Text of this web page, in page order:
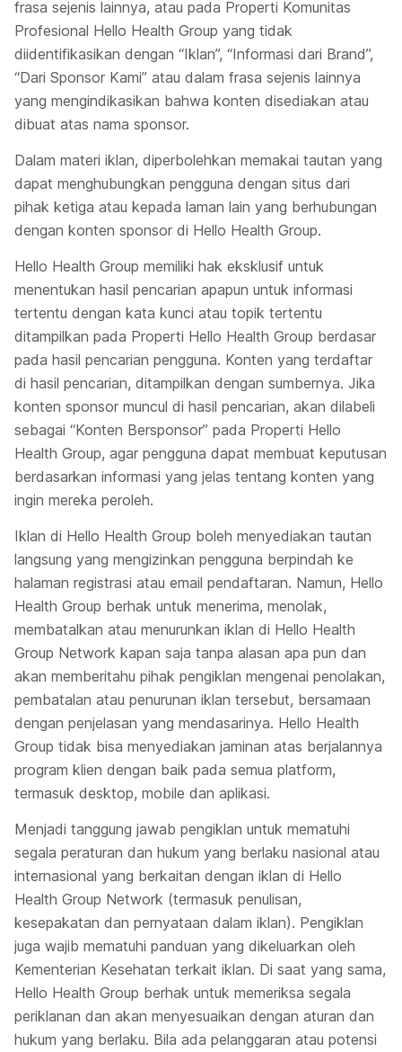
frasa sejenis lainnya, atau pada Properti Komunitas
Profesional Hello Health Group yang tidak
diidentifikasikan dengan “Iklan”, “Informasi dari Brand”,
“Dari Sponsor Kami” atau dalam frasa sejenis lainnya
yang mengindikasikan bahwa konten disediakan atau
dibuat atas nama sponsor.
Dalam materi iklan, diperbolehkan memakai tautan yang
dapat menghubungkan pengguna dengan situs dari
pihak ketiga atau kepada laman lain yang berhubungan
dengan konten sponsor di Hello Health Group.
Hello Health Group memiliki hak eksklusif untuk
menentukan hasil pencarian apapun untuk informasi
tertentu dengan kata kunci atau topik tertentu
ditampilkan pada Properti Hello Health Group berdasar
pada hasil pencarian pengguna. Konten yang terdaftar
di hasil pencarian, ditampilkan dengan sumbernya. Jika
konten sponsor muncul di hasil pencarian, akan dilabeli
sebagai “Konten Bersponsor” pada Properti Hello
Health Group, agar pengguna dapat membuat keputusan
berdasarkan informasi yang jelas tentang konten yang
ingin mereka peroleh.
Iklan di Hello Health Group boleh menyediakan tautan
langsung yang mengizinkan pengguna berpindah ke
halaman registrasi atau email pendaftaran. Namun, Hello
Health Group berhak untuk menerima, menolak,
membatalkan atau menurunkan iklan di Hello Health
Group Network kapan saja tanpa alasan apa pun dan
akan memberitahu pihak pengiklan mengenai penolakan,
pembatalan atau penurunan iklan tersebut, bersamaan
dengan penjelasan yang mendasarinya. Hello Health
Group tidak bisa menyediakan jaminan atas berjalannya
program klien dengan baik pada semua platform,
termasuk desktop, mobile dan aplikasi.
Menjadi tanggung jawab pengiklan untuk mematuhi
segala peraturan dan hukum yang berlaku nasional atau
internasional yang berkaitan dengan iklan di Hello
Health Group Network (termasuk penulisan,
kesepakatan dan pernyataan dalam iklan). Pengiklan
juga wajib mematuhi panduan yang dikeluarkan oleh
Kementerian Kesehatan terkait iklan. Di saat yang sama,
Hello Health Group berhak untuk memeriksa segala
periklanan dan akan menyesuaikan dengan aturan dan
hukum yang berlaku. Bila ada pelanggaran atau potensi